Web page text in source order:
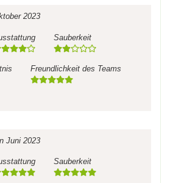
2023
Sauberkeit
Freundlichkeit des Teams
Juni 2023
Sauberkeit